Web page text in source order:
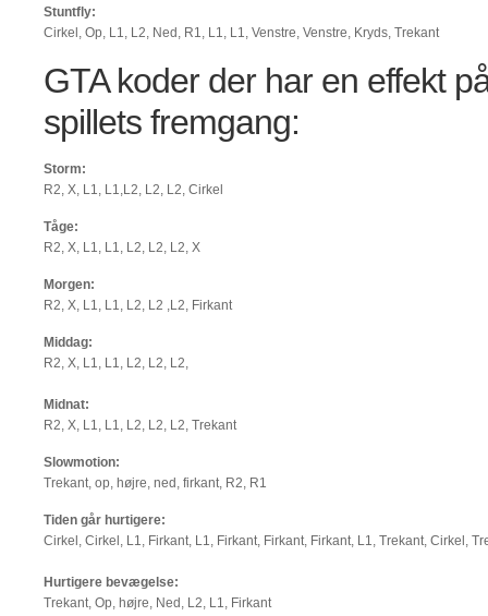
Stuntfly:
Cirkel, Op, L1, L2, Ned, R1, L1, L1, Venstre, Venstre, Kryds, Trekant
GTA koder der har en effekt
spillets fremgang:
Storm:
R2, X, L1, L1,L2, L2, L2, Cirkel
Tåge:
R2, X, L1, L1, L2, L2, L2, X
Morgen:
R2, X, L1, L1, L2, L2 ,L2, Firkant
Middag:
R2, X, L1, L1, L2, L2, L2,
Midnat:
R2, X, L1, L1, L2, L2, L2, Trekant
Slowmotion:
Trekant, op, højre, ned, firkant, R2, R1
Tiden går hurtigere:
Cirkel, Cirkel, L1, Firkant, L1, Firkant, Firkant, Firkant, L1, Trekant, Cirkel,
Hurtigere bevægelse:
Trekant, Op, højre, Ned, L2, L1, Firkant